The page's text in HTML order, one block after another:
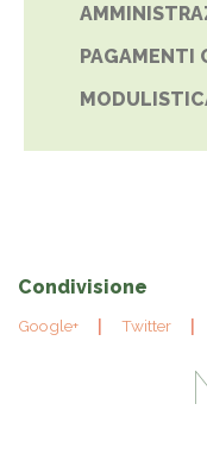
PAGAMENTI
Condivisione
Google+ Twitter